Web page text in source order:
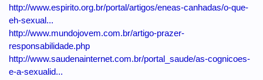
http://www.espirito.org.br/portal/artigos/eneas-canhadas/o-que-
eh-sexual...
http://www.mundojovem.com.br/artigo-prazer-
responsabilidade.php
http://www.saudenainternet.com.br/portal_saude/as-cognicoes-
e-a-sexualid...